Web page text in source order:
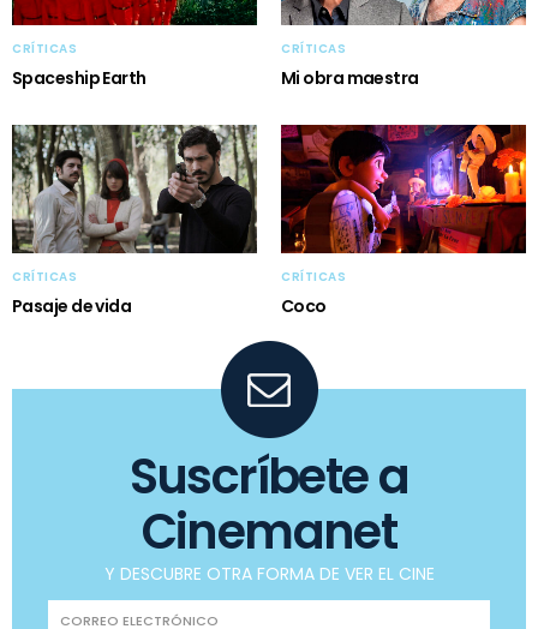
CRÍTICAS
Spaceship Earth
CRÍTICAS
Mi obra maestra
CRÍTICAS
Pasaje de vida
CRÍTICAS
Coco
Suscríbete a
Cinemanet
Y DESCUBRE OTRA FORMA DE VER EL CINE